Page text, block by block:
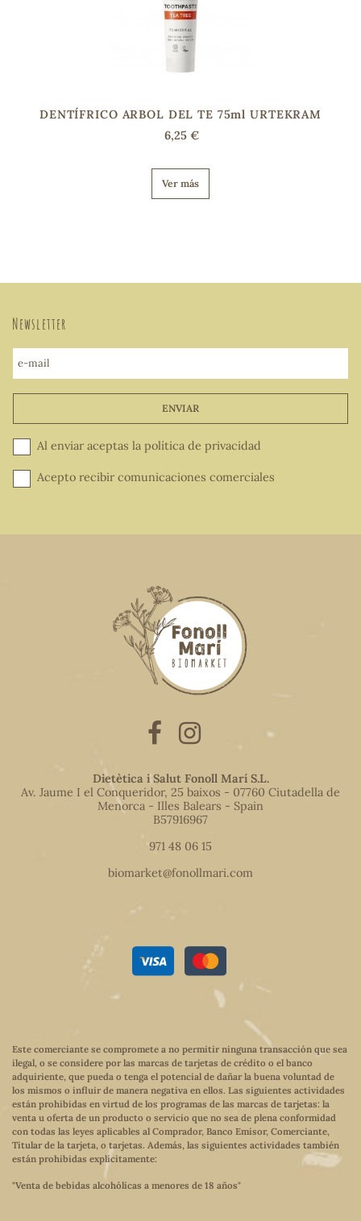
DENTÍFRICO ARBOL DEL TE 75ml URTEKRAM
6,25 €
Ver más
Newsletter
e-mail
ENVIAR
Al enviar aceptas la política de privacidad
Acepto recibir comunicaciones comerciales
Dietètica i Salut Fonoll Marí S.L.
Av. Jaume I el Conqueridor, 25 baixos - 07760 Ciutadella de
Menorca - Illes Balears - Spain
B57916967
971 48 06 15
biomarket@fonollmari.com
Este comerciante se compromete a no permitir ninguna transacción que sea
ilegal, o se considere por las marcas de tarjetas de crédito o el banco
adquiriente, que pueda o tenga el potencial de dañar la buena voluntad de
los mismos o influir de manera negativa en ellos. Las siguientes actividades
están prohibidas en virtud de los programas de las marcas de tarjetas: la
venta u oferta de un producto o servicio que no sea de plena conformidad
con todas las leyes aplicables al Comprador, Banco Emisor, Comerciante,
Titular de la tarjeta, o tarjetas. Además, las siguientes actividades también
están prohibidas explícitamente:
"Venta de bebidas alcohólicas a menores de 18 años"